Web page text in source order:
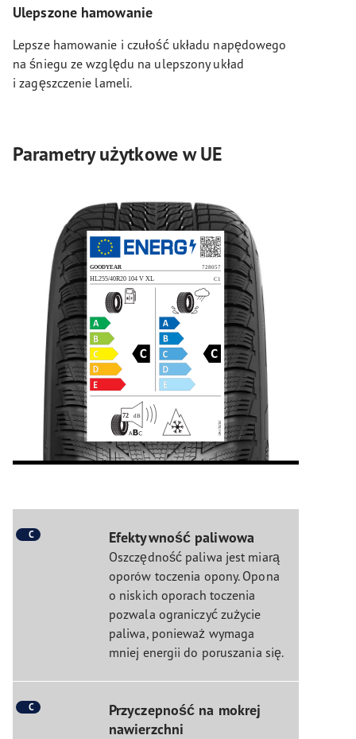
Ulepszone hamowanie
Lepsze hamowanie i czułość układu napędowego
na śniegu ze względu na ulepszony układ
i zagęszczenie lameli.
Parametry użytkowe w UE
C Efektywność paliwowa
Oszczędność paliwa jest miarą
oporów toczenia opony. Opona
o niskich oporach toczenia
pozwala ograniczyć zużycie
paliwa, ponieważ wymaga
mniej energii do poruszania się.
C
Przyczepność na mokrej
nawierzchni